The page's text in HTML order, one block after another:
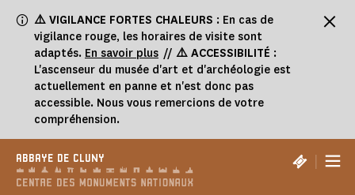
⚠️ VIGILANCE FORTES CHALEURS : En cas de
vigilance rouge, les horaires de visite sont
adaptés. En savoir plus // ⚠️ ACCESSIBILITÉ :
L'ascenseur du musée d'art et d'archéologie est
actuellement en panne et n'est donc pas
accessible. Nous vous remercions de votre
compréhension.
ABBAYE DE CLUNY |